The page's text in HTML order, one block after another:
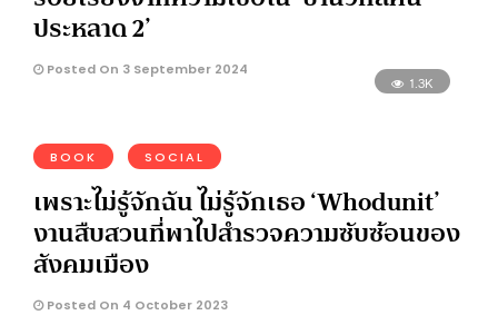
ประหลาด 2’
Posted On 3 September 2024
1.3K
BOOK SOCIAL
เพราะไม่รู้จักฉัน ไม่รู้จักเธอ ‘Whodunit’
งานสืบสวนที่พาไปสำรวจความซับซ้อนของ
สังคมเมือง
Posted On 4 October 2023